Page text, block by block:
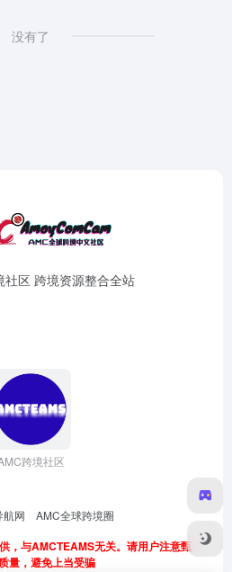
没有了
社区 跨境资源整合全站
跨境社区
航网 AMC全球跨境圈
，与AMCTEAMS无关。请用户注意甄
量，避免上当受骗